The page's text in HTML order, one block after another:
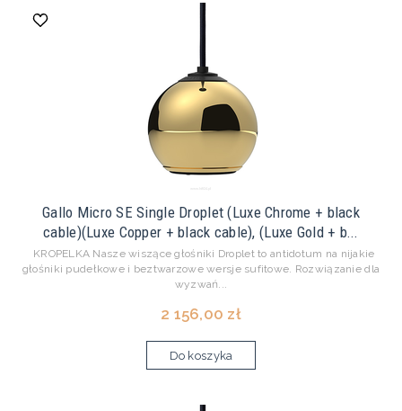
Gallo Micro SE Single Droplet (Luxe Chrome + black
cable)(Luxe Copper + black cable), (Luxe Gold + b...
KROPELKA Nasze wiszące głośniki Droplet to antidotum na nijakie
głośniki pudełkowe i beztwarzowe wersje sufitowe. Rozwiązanie dla
wyzwań...
2 156,00 zł
Do koszyka